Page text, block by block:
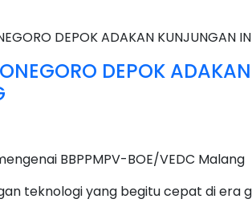
DEPOK
BBPPMPV-BOE/VEDC Malang
teknologi yang begitu cepat di era